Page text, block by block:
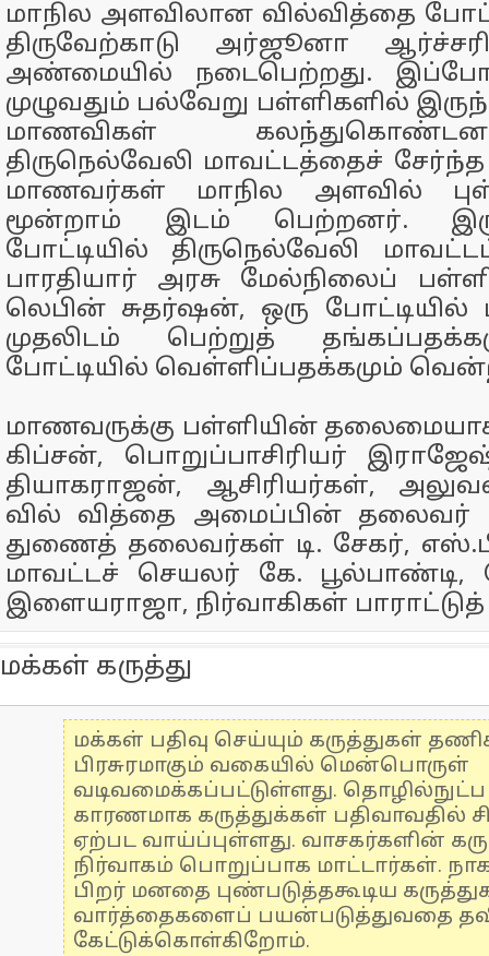
மாநில அளவிலான வில்வித்தை
திருவேற்காடு அர்ஜூனா
அண்மையில் நடைபெற்றது.
முழுவதும் பல்வேறு பள்ளிகளில்
மாணவிகள்
திருநெல்வேலி மாவட்டத்தைச்
மாணவர்கள் மாநில அளவில்
மூன்றாம் இடம் பெற்றனர்.
போட்டியில் திருநெல்வேலி
பாரதியார் அரசு மேல்நிலைப்
லெபின் சுதர்ஷன், ஒரு போட்டியில்
முதலிடம் பெற்றுத்
போட்டியில் வெள்ளிப்பதக்கமும்
மாணவருக்கு பள்ளியின்
கிப்சன், பொறுப்பாசிரியர்
தியாகராஜன், ஆசிரியர்கள்,
வில் வித்தை அமைப்பின் தலைவர்
துணைத் தலைவர்கள் டி. சேகர்,
மாவட்டச் செயலர் கே.
இளையராஜா, நிர்வாகிகள்
மக்கள் கருத்து
மக்கள் பதிவு செய்யும் கருத்துகள்
பிரசுரமாகும் வகையில் மென்பொருள்
வடிவமைக்கப்பட்டுள்ளது.
காரணமாக கருத்துக்கள் பதிவாவதில்
ஏற்பட வாய்ப்புள்ளது. வாசகர்களின்
நிர்வாகம் பொறுப்பாக மாட்டார்கள்.
பிறர் மனதை புண்படுத்தகூடிய
வார்த்தைகளைப் பயன்படுத்துவதை
கேட்டுக்கொள்கிறோம்.